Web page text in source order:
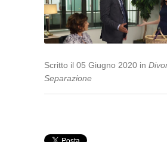
Scritto il 05 Giugno 2020 in
Separazione